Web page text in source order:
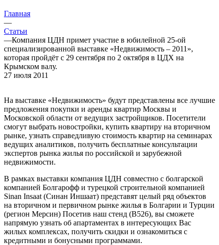
Главная
—
Статьи
—Компания ЦДН примет участие в юбилейной 25-ой
специализированной выставке «Недвижимость – 2011»,
которая пройдёт с 29 сентября по 2 октября в ЦДХ на
Крымском валу.
27 июля 2011
На выставке «Недвижимость» будут представлены все лучшие
предложения покупки и аренды квартир Москвы и
Московской области от ведущих застройщиков. Посетители
смогут выбрать новостройки, купить квартиру на вторичном
рынке, узнать справедливую стоимость квартир на семинарах
ведущих аналитиков, получить бесплатные консультации
экспертов рынка жилья по российской и зарубежной
недвижимости.
В рамках выставки компания ЦДН совместно с болгарской
компанией Болгарофф и турецкой строительной компанией
Sinan Insaat (Синан Иншаат) представят целый ряд объектов
на вторичном и первичном рынке жилья в Болгарии и Турции
(регион Мерсин) Посетив наш стенд (В526), вы сможете
напрямую узнать об апартаментах в интересующих Вас
жилых комплексах, получить скидки и ознакомиться с
кредитными и бонусными программами.